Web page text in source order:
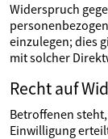
Widerspruch
einzulegen; dies
mit solcher
Recht auf
Betroffenen
Einwilligung